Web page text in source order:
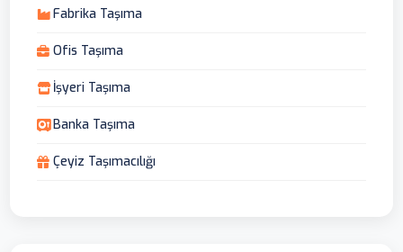
Fabrika Taşıma
Ofis Taşıma
İşyeri Taşıma
Banka Taşıma
Çeyiz Taşımacılığı